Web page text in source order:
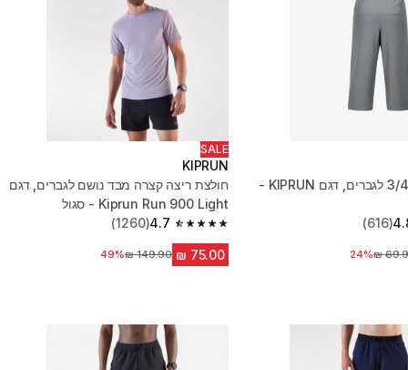
מכנסי ריצה 3/4 לגברים, דגם KIPRUN -
(616)
לפני הנחה
24%
SALE
KIPRUN
חולצת ריצה קצרה מבד נושם לגברים, דגם
Kiprun Run 900 Light - סגול
4.7
4.7 out of 5 stars from 1260 reviews
(1260)
מחיר לפני הנחה‏149.90 ₪
49%